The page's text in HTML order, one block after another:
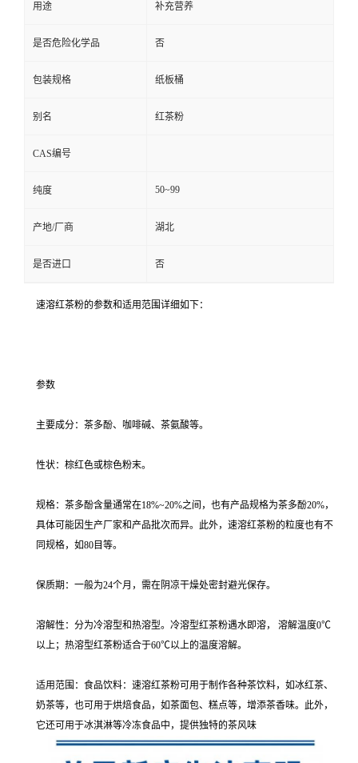
用途 补充营养
是否危险化学品 否
包装规格 纸板桶
别名 红茶粉
CAS编号
纯度 50~99
产地/厂商 湖北
是否进口 否
速溶红茶粉的参数和适用范围详细如下：
参数
主要成分：茶多酚、咖啡碱、茶氨酸等。
性状：棕红色或棕色粉末。
规格：茶多酚含量通常在18%~20%之间，也有产品规格为茶多酚20%，
具体可能因生产厂家和产品批次而异。此外，速溶红茶粉的粒度也有不
同规格，如80目等。
保质期：一般为24个月，需在阴凉干燥处密封避光保存。
溶解性：分为冷溶型和热溶型。冷溶型红茶粉遇水即溶， 溶解温度0℃
以上；热溶型红茶粉适合于60℃以上的温度溶解。
适用范围：食品饮料：速溶红茶粉可用于制作各种茶饮料，如冰红茶、
奶茶等，也可用于烘焙食品，如茶面包、糕点等，增添茶香味。此外，
它还可用于冰淇淋等冷冻食品中，提供独特的茶风味